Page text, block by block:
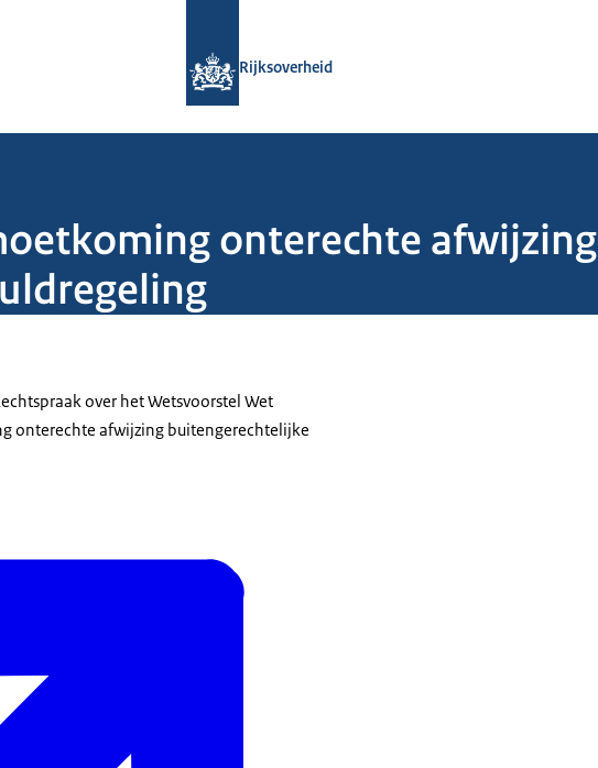
Rijksoverheid
onterechte afwijzing
over het Wetsvoorstel Wet
onterechte afwijzing buitengerechtelijke